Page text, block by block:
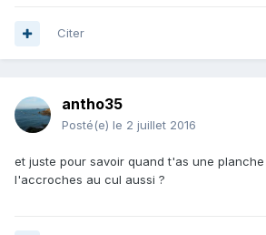
Citer
antho35
Posté(e) le 2 juillet 2016
et juste pour savoir quand t'as une
l'accroches au cul aussi ?